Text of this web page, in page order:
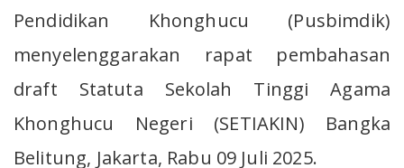
Pendidikan Khonghucu (Pusbimdik)
menyelenggarakan rapat pembahasan
draft Statuta Sekolah Tinggi Agama
Khonghucu Negeri (SETIAKIN) Bangka
Belitung, Jakarta, Rabu 09 Juli 2025.